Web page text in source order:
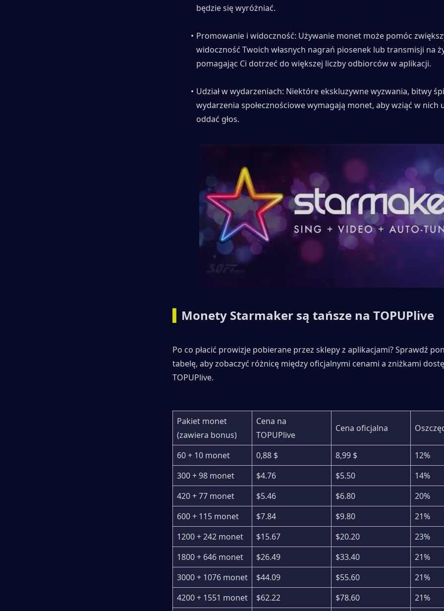
będzie się wyróżniać.
Promowanie i widoczność: Używanie monet może pomóc
widoczność Twoich własnych nagrań piosenek lub transmisji na
pomagając Ci dotrzeć do większej liczby odbiorców w aplikacji.
Udział w wydarzeniach: Niektóre ekskluzywne wyzwania, bitwy
wydarzenia społecznościowe wymagają monet, aby wziąć w nich
oddać głos.
Monety Starmaker są tańsze na TOPUPlive
Po co płacić prowizje pobierane przez sklepy z aplikacjami? Sprawdź
tabelę, aby zobaczyć różnicę między oficjalnymi cenami a zniżkami
TOPUPlive.
Pakiet monet
(zawiera bonus)
Cena na
TOPUPlive
Cena oficjalna
60 + 10 monet 0,88 $ 8,99 $
12%
300 + 98 monet
$4.76 $5.50
14%
420 + 77 monet
$5.46 $6.80
20%
600 + 115 monet
$7.84 $9.80
21%
1200 + 242 monet
$15.67 $20.20
23%
1800 + 646 monet
$26.49 $33.40
21%
3000 + 1076 monet
$44.09 $55.60
21%
4200 + 1551 monet
$62.22 $78.60
21%